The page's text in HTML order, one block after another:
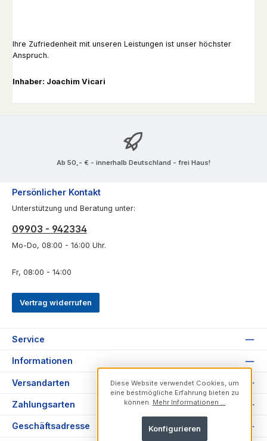
Ihre Zufriedenheit mit unseren Leistungen ist unser höchster
Anspruch.
Inhaber: Joachim Vicari
Ab 50,- € - innerhalb Deutschland - frei Haus!
Persönlicher Kontakt
Unterstützung und Beratung unter:
09903 - 942334
Mo-Do, 08:00 - 16:00 Uhr.
Fr, 08:00 - 14:00
Vertrag widerrufen
Service
Informationen
Versandarten
Zahlungsarten
Geschäftsadresse
Diese Website verwendet Cookies, um
eine bestmögliche Erfahrung bieten zu
können. Mehr Informationen ...
Konfigurieren